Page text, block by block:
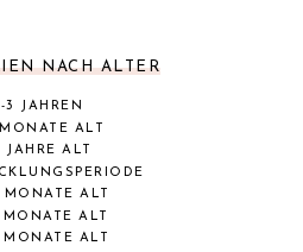
NACH ALTER
3 JAHREN
ALT
JAHRE ALT
MONATE ALT
MONATE ALT
MONATE ALT